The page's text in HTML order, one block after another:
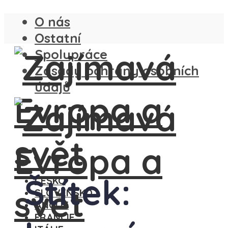
O nás
Ostatní
Spolupráce
Zásady ochrany osobních
údajů
ČESKO
SLOVENSKO
ANGLIE
FRANCIE
Štítek: